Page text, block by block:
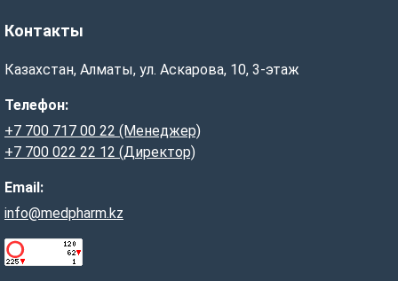
Контакты
Казахстан, Алматы, ул. Аскарова, 10, 3-этаж
Телефон:
+7 700 717 00 22 (Менеджер)
+7 700 022 22 12 (Директор)
Email:
info@medpharm.kz